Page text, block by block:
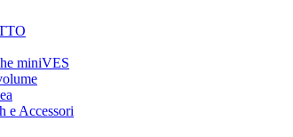
miniVES
e Accessori